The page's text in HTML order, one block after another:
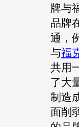
牌与
品牌
通，
与福
共用
了大
制造
面削